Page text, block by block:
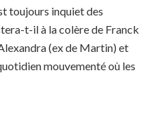
toujours inquiet des
t-il à la colère de Franck
(ex de Martin) et
mouvementé où les